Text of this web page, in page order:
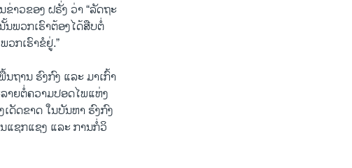
າວ​ຂອງ ຝ​ຣັ່ງ ວ່າ “ລັດ​ຖະ​
ພວກ​ເຮົາ​ຕ້ອງ​ໄດ້​ສືບ​ຕໍ່​
ວກ​ເຮົາ​ຂໍ​ຢູ່.”
ຖານ ​ຮົງ​ກົງ ແລະ ມາ​ເກົ້າ
າຍ​ຕໍ່​ຄວາມ​ປອດ​ໄພ​ແຫ່ງ​
ດັດ​ຂາດ ໃນ​ບັນ​ຫາ ຮົງ​ກົງ
ແຊກ​ແຊງ ແລະ ການກໍ່​ວິ​